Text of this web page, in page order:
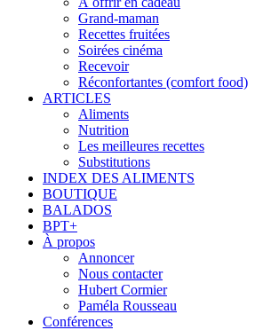
Grand-maman
Recettes fruitées
Soirées cinéma
Recevoir
Réconfortantes (comfort food)
ARTICLES
Aliments
Nutrition
Les meilleures recettes
Substitutions
INDEX DES ALIMENTS
BOUTIQUE
BALADOS
BPT+
À propos
Annoncer
Nous contacter
Hubert Cormier
Paméla Rousseau
Conférences